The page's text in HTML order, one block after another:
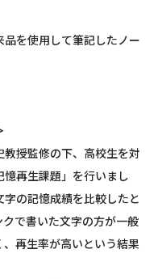
品を使用して筆記したノー
授監修の下、高校生を対
再生課題」を行いまし
の記憶成績を比較したと
クで書いた文字の方が一般
再生率が高いという結果